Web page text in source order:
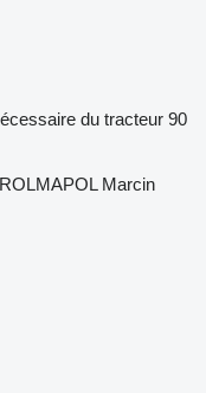
du tracteur 90
Marcin